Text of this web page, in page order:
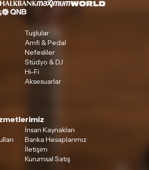
Tuşlular
Amfi & Pedal
Nefesliler
Stüdyo & DJ
Hi-Fi
Aksesuarlar
İnsan Kaynakları
Banka Hesaplarımız
İletişim
Kurumsal Satış